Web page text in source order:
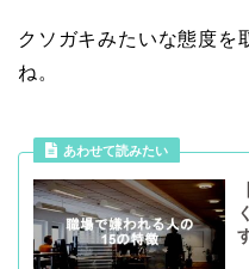
クソガキみたいな態度を
ね。
あわせて読みたい